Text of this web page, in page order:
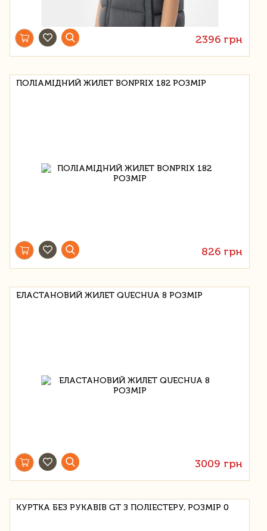
2396 грн
ПОЛІАМІДНИЙ ЖИЛЕТ BONPRIX 182 РОЗМІР
826 грн
ЕЛАСТАНОВИЙ ЖИЛЕТ QUECHUA 8 РОЗМІР
3009 грн
КУРТКА БЕЗ РУКАВІВ GT З ПОЛІЕСТЕРУ, РОЗМІР 0